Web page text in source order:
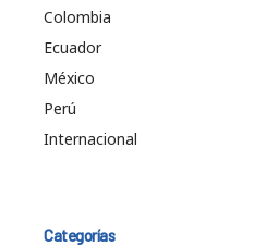
Colombia
Ecuador
México
Perú
Internacional
Categorías